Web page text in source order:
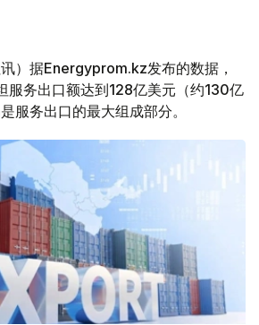
讯）据Energyprom.kz发布的数据，
服务出口额达到128亿美元（约130亿
服务出口的最大组成部分。